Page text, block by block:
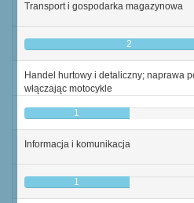
Transport i gospodarka magazynowa
2
Handel hurtowy i detaliczny; naprawa
włączając motocykle
1
Informacja i komunikacja
1